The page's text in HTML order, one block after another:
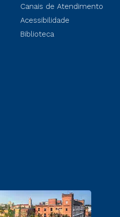
Canais de Atendimento
Acessibilidade
Biblioteca